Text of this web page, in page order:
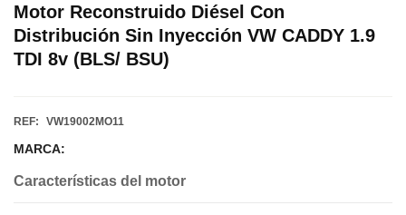
Motor Reconstruido Diésel Con
Distribución Sin Inyección VW CADDY 1.9
TDI 8v (BLS/ BSU)
REF: VW19002MO11
MARCA:
Características del motor